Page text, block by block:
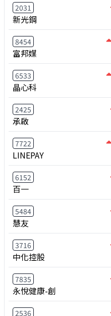
2031
新光鋼
8454
富邦媒
6533
晶心科
2425
承啟
7722
LINEPAY
6152
百一
5484
慧友
3716
中化控股
7835
永悅健康-創
2536